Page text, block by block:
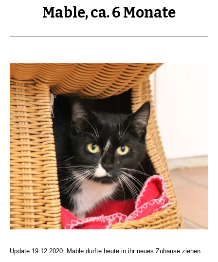
Mable, ca. 6 Monate
Update 19.12.2020: Mable durfte heute in ihr neues Zuhause ziehen.